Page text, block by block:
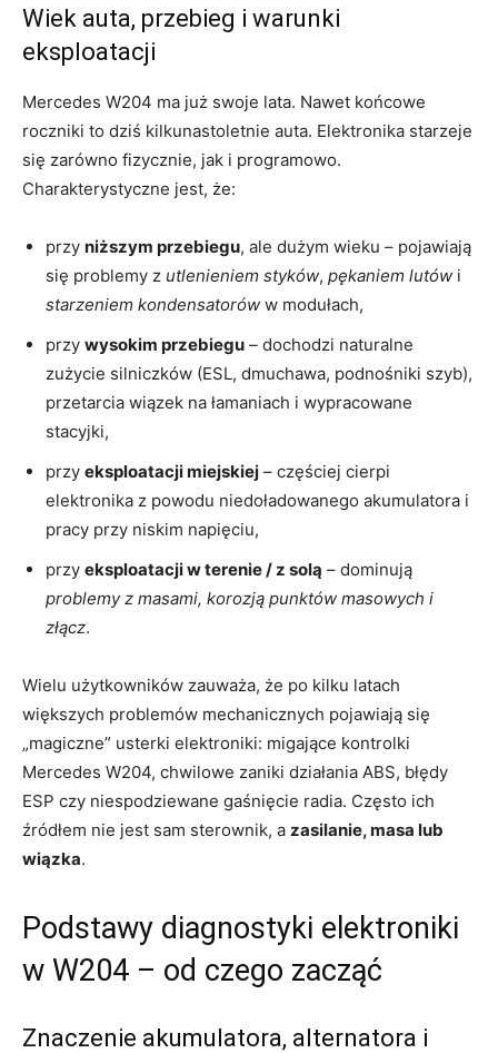
Wiek auta, przebieg i warunki
eksploatacji
Mercedes W204 ma już swoje lata. Nawet końcowe
roczniki to dziś kilkunastoletnie auta. Elektronika starzeje
się zarówno fizycznie, jak i programowo.
Charakterystyczne jest, że:
przy niższym przebiegu, ale dużym wieku – pojawiają
się problemy z utlenieniem styków, pękaniem lutów i
starzeniem kondensatorów w modułach,
przy wysokim przebiegu – dochodzi naturalne
zużycie silniczków (ESL, dmuchawa, podnośniki szyb),
przetarcia wiązek na łamaniach i wypracowane
stacyjki,
przy eksploatacji miejskiej – częściej cierpi
elektronika z powodu niedoładowanego akumulatora i
pracy przy niskim napięciu,
przy eksploatacji w terenie / z solą – dominują
problemy z masami, korozją punktów masowych i
złącz.
Wielu użytkowników zauważa, że po kilku latach
większych problemów mechanicznych pojawiają się
„magiczne” usterki elektroniki: migające kontrolki
Mercedes W204, chwilowe zaniki działania ABS, błędy
ESP czy niespodziewane gaśnięcie radia. Często ich
źródłem nie jest sam sterownik, a zasilanie, masa lub
wiązka.
Podstawy diagnostyki elektroniki
w W204 – od czego zacząć
Znaczenie akumulatora, alternatora i